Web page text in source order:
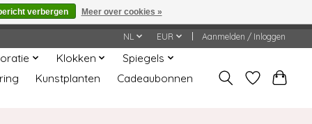
NL EUR Aanmelden / Inloggen
Klokken
Spiegels
Kunstplanten
Cadeaubonnen
verbergen Meer over cookies »
gehonoreerd of verwerkt.